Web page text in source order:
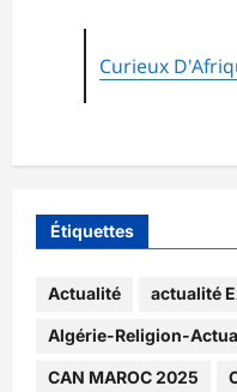
Curieux
Étiquettes
Actualité actualité
Algérie-Religion-
CAN MAROC 2025